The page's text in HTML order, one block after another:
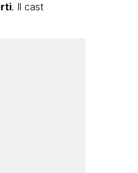
. Il cast
la festa di